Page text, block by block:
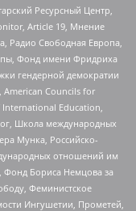
Ресурсный Центр,
Article 19, Мнение
Радио Свободная Европа,
Фонд имени Фридриха
гендерной демократии
Councils for
Education,
Школа международных
Мунка, Российско-
отношений им
Фонд Бориса Немцова за
Феминистское
Ингушетии, Прометей,